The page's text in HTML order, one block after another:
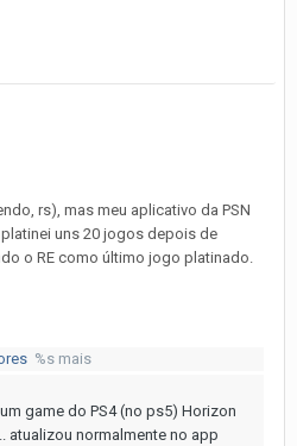
rs), mas meu aplicativo da PSN
uns 20 jogos depois de
o RE como último jogo platinado.
%s mais
game do PS4 (no ps5) Horizon
atualizou normalmente no app